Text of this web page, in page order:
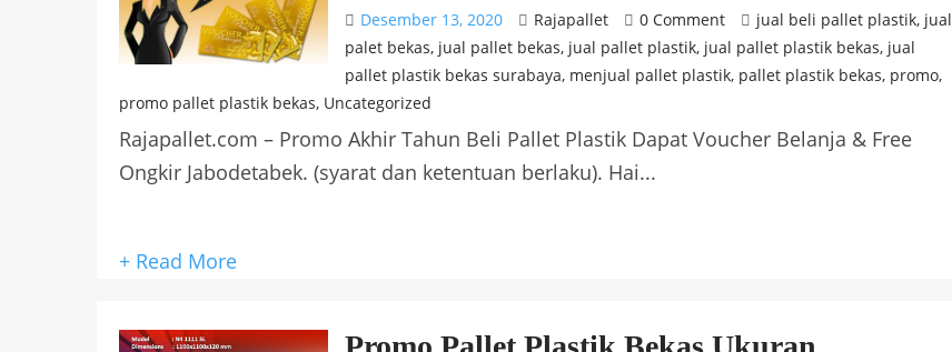
Desember 13, 2020 Rajapallet 0 Comment jual beli pallet plastik, jual
palet bekas, jual pallet bekas, jual pallet plastik, jual pallet plastik bekas, jual
pallet plastik bekas surabaya, menjual pallet plastik, pallet plastik bekas, promo,
promo pallet plastik bekas, Uncategorized
Rajapallet.com – Promo Akhir Tahun Beli Pallet Plastik Dapat Voucher Belanja & Free
Ongkir Jabodetabek. (syarat dan ketentuan berlaku). Hai...
+ Read More